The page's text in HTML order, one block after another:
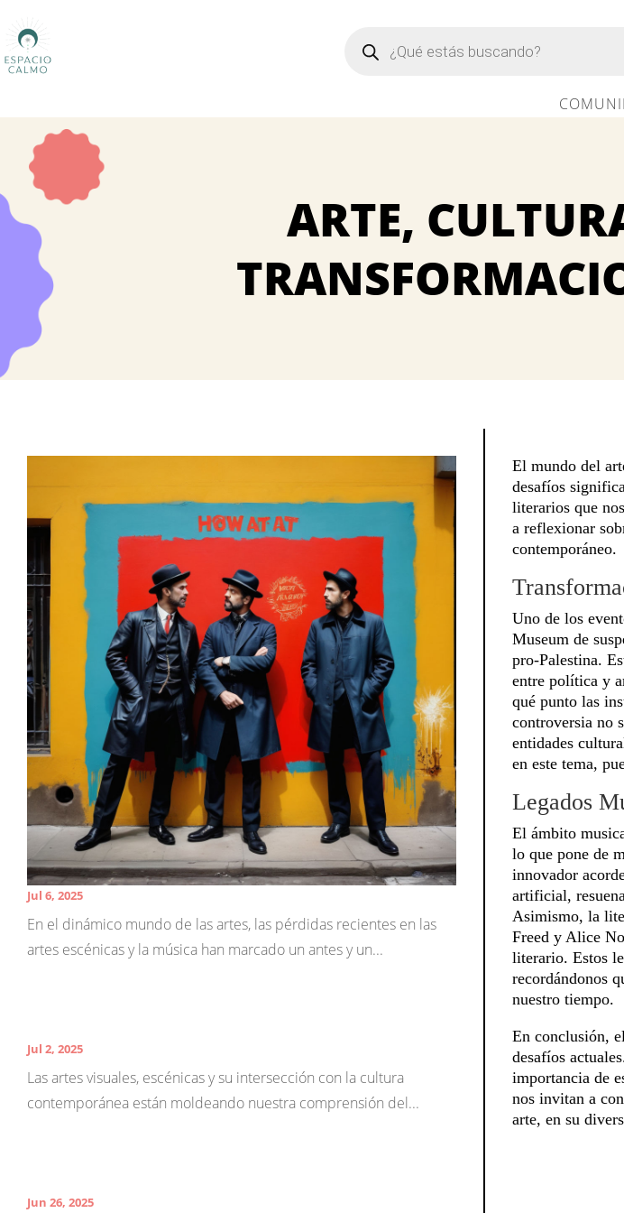
productos
ARTE,
Jul 6, 2025
En el dinámico mundo de las artes, las pérdidas recientes en las
artes escénicas y la música han marcado un antes y un...
Jul 2, 2025
Las artes visuales, escénicas y su intersección con la cultura
contemporánea están moldeando nuestra comprensión del...
Jun 26, 2025
El mundo del
desafíos
literarios que
a reflexionar
contemporáneo.
Uno de los
Museum de
pro-Palestina.
entre política y
qué punto las
controversia no
entidades
en este tema,
Legados
El ámbito
lo que pone de
innovador
artificial,
Asimismo, la
Freed y Alice
literario. Estos
recordándonos
nuestro tiempo.
En conclusión,
desafíos
importancia de
nos invitan a
arte, en su